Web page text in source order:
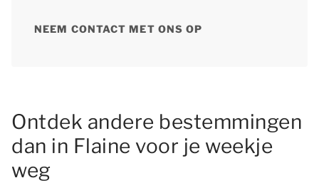
NEEM CONTACT MET ONS OP
Ontdek andere bestemmingen
dan in Flaine voor je weekje
weg